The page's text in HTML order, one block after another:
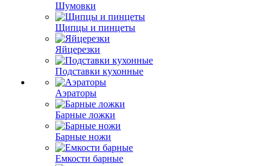
Шумовки
Щипцы и пинцеты
Яйцерезки
Подставки кухонные
Аэраторы
Барные ложки
Барные ножи
Емкости барные